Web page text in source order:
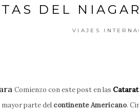
DEL
VIAJES
Comienzo con este post en las
parte del continente Americano.